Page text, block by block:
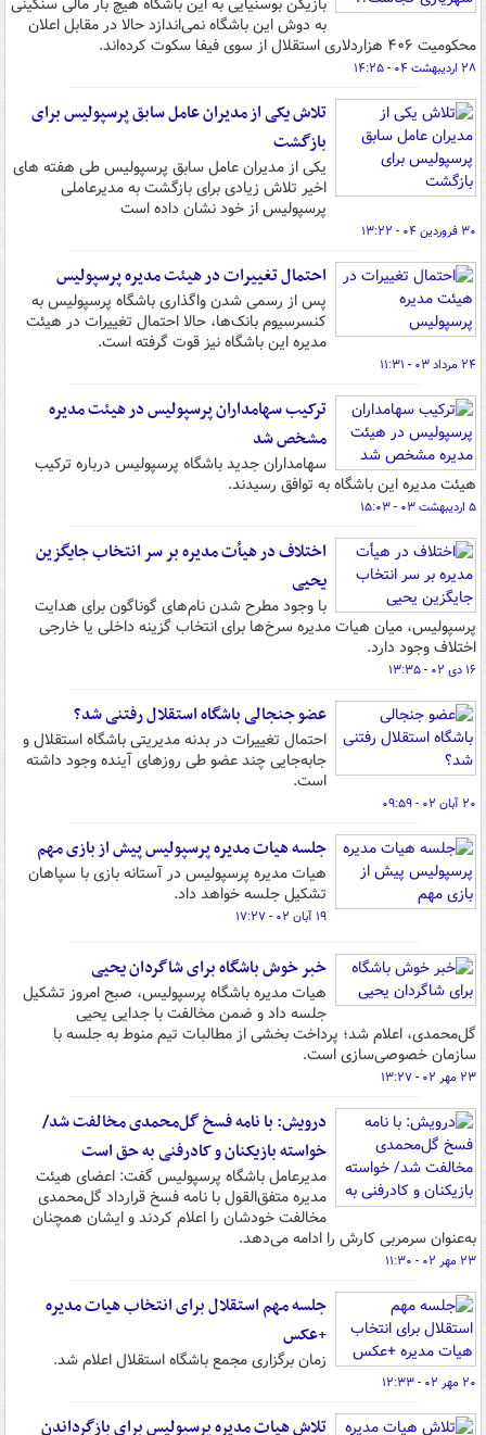
به دوش این باشگاه نمی‌اندازد حالا در مقابل اعلان
محکومیت ۴۰۶ هزاردلاری استقلال از سوی فیفا سکوت کرده‌اند.
۲۸ اردیبهشت ۰۴ - ۱۴:۲۵
تلاش یکی از مدیران عامل سابق پرسپولیس برای
بازگشت
یکی از مدیران عامل سابق پرسپولیس طی هفته های
اخیر تلاش زیادی برای بازگشت به مدیرعاملی
پرسپولیس از خود نشان داده است
۳۰ فروردین ۰۴ - ۱۳:۲۲
احتمال تغییرات در هیئت مدیره پرسپولیس
پس از رسمی شدن واگذاری باشگاه پرسپولیس به
کنسرسیوم بانک‌ها، حالا احتمال تغییرات در هیئت
مدیره این باشگاه نیز قوت گرفته است.
۲۴ مرداد ۰۳ - ۱۱:۳۱
ترکیب سهامداران پرسپولیس در هیئت مدیره
مشخص شد
سهامداران جدید باشگاه پرسپولیس درباره ترکیب
هیئت مدیره این باشگاه به توافق رسیدند.
۵ اردیبهشت ۰۳ - ۱۵:۰۳
اختلاف در هیأت مدیره بر سر انتخاب جایگزین
یحیی
با وجود مطرح شدن نام‌های گوناگون برای هدایت
پرسپولیس، میان هیات مدیره سرخ‌ها برای انتخاب گزینه داخلی یا خارجی
اختلاف وجود دارد.
۱۶ دی ۰۲ - ۱۳:۳۵
عضو جنجالی باشگاه استقلال رفتنی شد؟
احتمال تغییرات در بدنه مدیریتی باشگاه استقلال و
جابه‌جایی چند عضو طی روزهای آینده وجود داشته
است.
۲۰ آبان ۰۲ - ۰۹:۵۹
جلسه هیات مدیره پرسپولیس پیش از بازی مهم
هیات مدیره پرسپولیس در آستانه بازی با سپاهان
تشکیل جلسه خواهد داد.
۱۹ آبان ۰۲ - ۱۷:۲۷
خبر خوش باشگاه برای شاگردان یحیی
هیات مدیره باشگاه پرسپولیس، صبح امروز تشکیل
جلسه داد و ضمن مخالفت با جدایی یحیی
گل‌محمدی، اعلام شد؛ پرداخت بخشی از مطالبات تیم منوط به جلسه با
سازمان خصوصی‌سازی است.
۲۳ مهر ۰۲ - ۱۳:۲۷
درویش: با نامه فسخ گل‌محمدی مخالفت شد/
خواسته بازیکنان و کادرفنی به حق است
مدیرعامل باشگاه پرسپولیس گفت: اعضای هیئت
مدیره متفق‌القول با نامه فسخ قرارداد گل‌محمدی
مخالفت خودشان را اعلام کردند و ایشان همچنان
به‌عنوان سرمربی کارش را ادامه می‌دهد.
۲۳ مهر ۰۲ - ۱۱:۳۰
جلسه مهم استقلال برای انتخاب هیات مدیره
+عکس
زمان برگزاری مجمع باشگاه استقلال اعلام شد.
۲۰ مهر ۰۲ - ۱۲:۳۳
تلاش هیات مدیره پرسپولیس برای بازگرداندن